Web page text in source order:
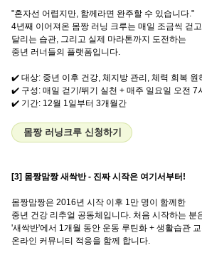
"혼자선 어렵지만, 함께라면 완주할 수 있습니다."
4년째 이어져온 몸짱 러닝 크루는 매일 조금씩 걷고
달리는 습관, 그리고 실제 마라톤까지 도전하는
중년 러너들의 플랫폼입니다.
✔️ 대상: 중년 이후 건강, 체지방 관리, 체력 회복 원
✔️ 구성: 매일 걷기/뛰기 실천 + 매주 일요일 오전 7
✔️ 기간: 12월 1일부터 3개월간
몸짱 러닝크루 신청하기
[3] 몸짱맘짱 새싹반 - 진짜 시작은 여기서부터!
몸짱맘짱은 2016년 시작 이후 1만 명이 함께한
중년 건강 리추얼 공동체입니다. 처음 시작하는 분
'새싹반'에서 1개월 동안 운동 루틴화 + 생활습관
온라인 커뮤니티 적응을 함께 합니다.